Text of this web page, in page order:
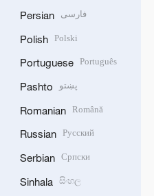
Persian فارسی
Polish Polski
Portuguese Português
Pashto پښتو
Romanian Română
Russian Русский
Serbian Српски
Sinhala සිංහල